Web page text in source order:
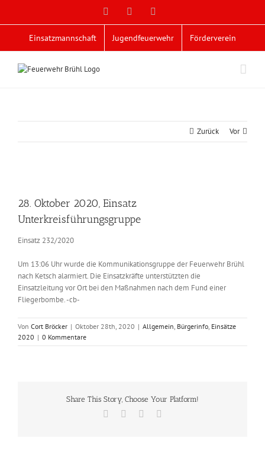
Facebook
Einsatzmannschaft Jugendfeuerwehr Förderverein
Zurück Vor
Bild
28. Oktober 2020, Einsatz
Unterkreisführungsgruppe
Einsatz 232/2020
Um 13:06 Uhr wurde die Kommunikationsgruppe der Feuerwehr Brühl
nach Ketsch alarmiert. Die Einsatzkräfte unterstützten die
Einsatzleitung vor Ort bei den Maßnahmen nach dem Fund einer
Fliegerbombe. -cb-
Von Cort Bröcker | Oktober 28th, 2020 | Allgemein, Bürgerinfo, Einsätze
2020 | 0 Kommentare
Share This Story, Choose Your Platform!
Facebook